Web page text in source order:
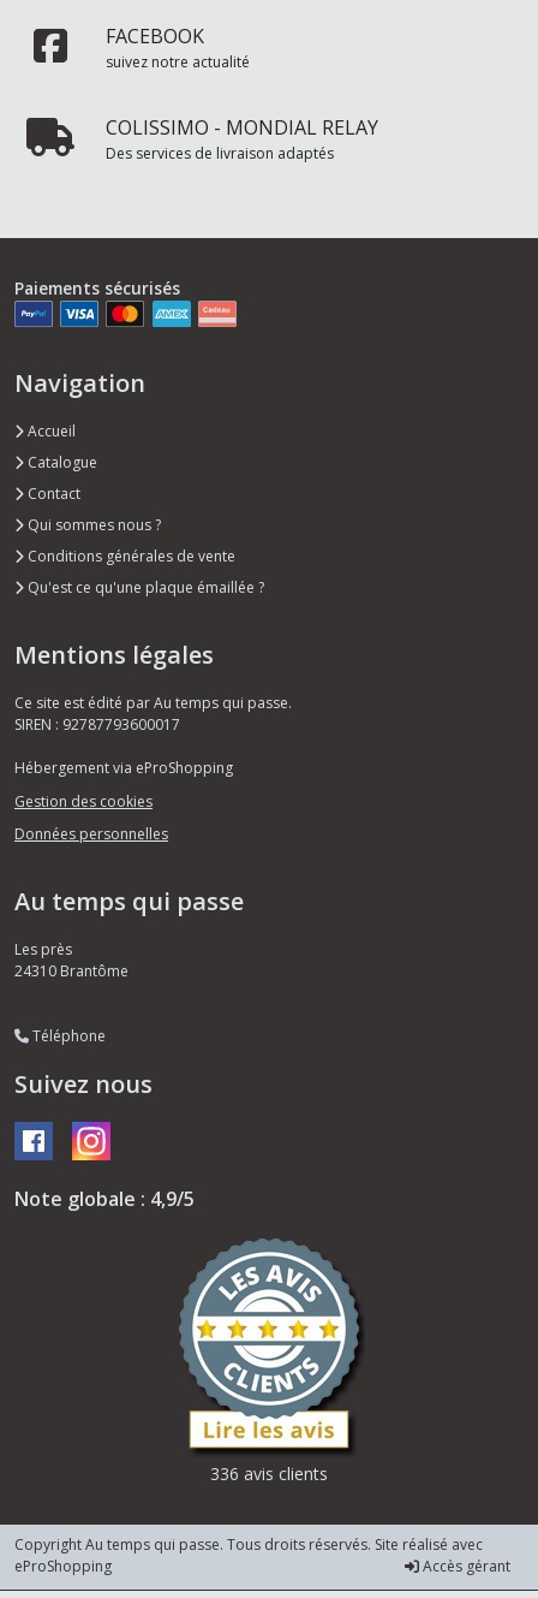
FACEBOOK
suivez notre actualité
COLISSIMO - MONDIAL RELAY
Des services de livraison adaptés
Paiements sécurisés
Navigation
Accueil
Catalogue
Contact
Qui sommes nous ?
Conditions générales de vente
Qu'est ce qu'une plaque émaillée ?
Mentions légales
Ce site est édité par Au temps qui passe.
SIREN : 92787793600017
Hébergement via eProShopping
Gestion des cookies
Données personnelles
Au temps qui passe
Les près
24310 Brantôme
Téléphone
Suivez nous
Note globale : 4,9/5
336 avis clients
Copyright Au temps qui passe. Tous droits réservés. Site réalisé avec
eProShopping
Accès gérant